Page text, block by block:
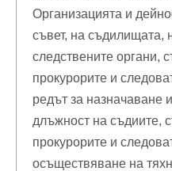
Организацията и
съвет, на съдилищата,
следствените органи,
прокурорите и
редът за назначаване
длъжност на съдиите,
прокурорите и
осъществяване на